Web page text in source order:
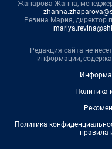
Жапарова Жанна,
Ревина Мария, директор
Редакция сайта не
информации,
Политика
Политика
правила